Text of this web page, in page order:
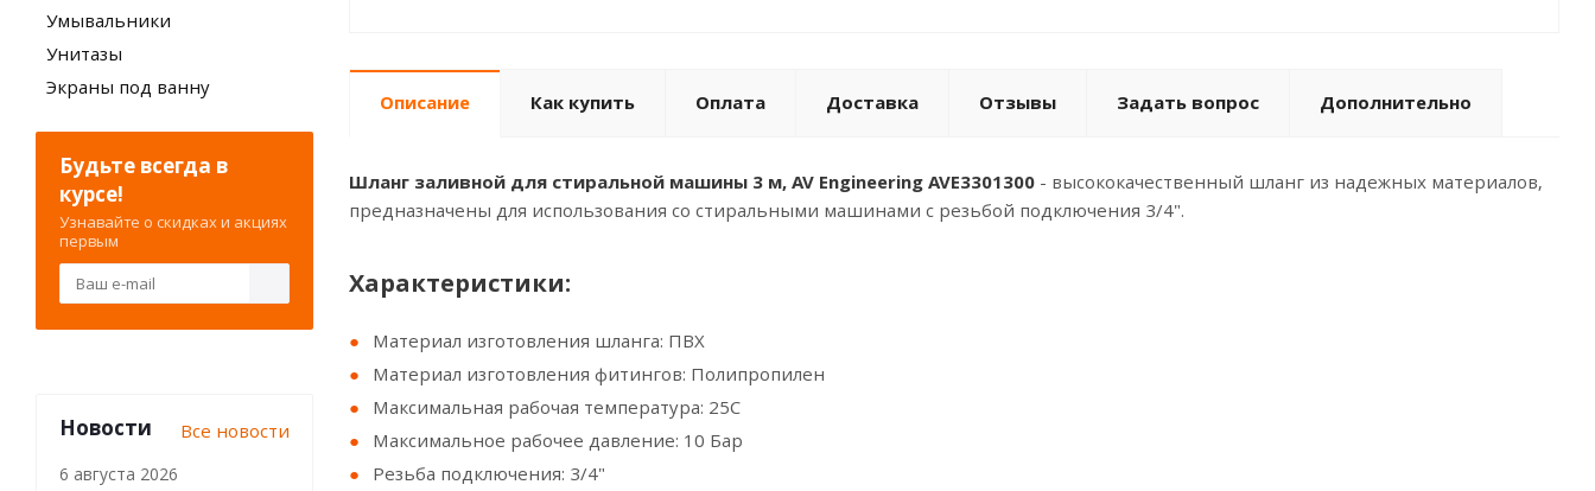
Описание Как купить Оплата Доставка Отзывы Задать вопрос Дополнительно
Шланг заливной для стиральной машины 3 м, AV Engineering AVE3301300 - высококачественный шланг из надежных материалов,
предназначены для использования со стиральными машинами с резьбой подключения 3/4".
Xарактеристики:
Материал изготовления шланга: ПВХ
Материал изготовления фитингов: Полипропилен
Максимальная рабочая температура: 25С
Максимальное рабочее давление: 10 Бар
Резьба подключения: 3/4"
Умывальники
Унитазы
Экраны под ванну
Будьте всегда в
курсе!
Узнавайте о скидках и акциях
первым
Новости Все новости
6 августа 2026